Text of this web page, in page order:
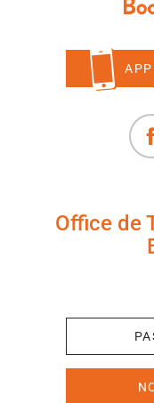
Office de